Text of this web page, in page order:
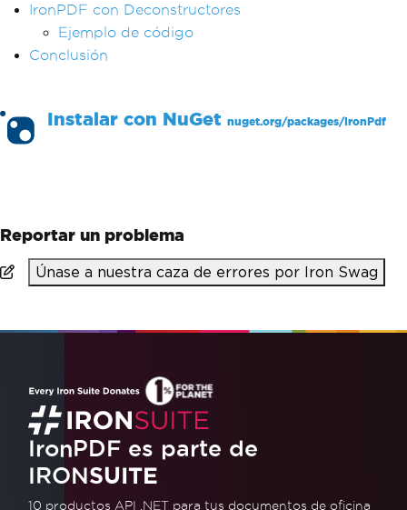
IronPDF con Deconstructores
Ejemplo de código
Conclusión
Instalar con NuGet nuget.org/packages/IronPdf
Reportar un problema
Únase a nuestra caza de errores por Iron Swag
IronPDF es parte de
IRONSUITE
10 productos API .NET para tus documentos de oficina